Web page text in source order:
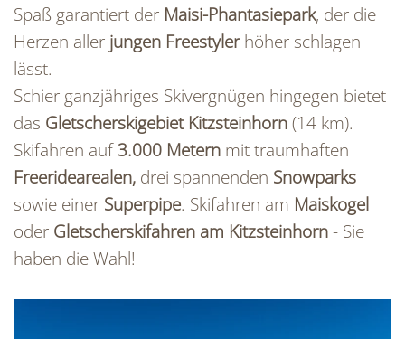
Spaß garantiert der Maisi-Phantasiepark, der die
Herzen aller jungen Freestylerhöher schlagen
lässt.
Schier ganzjähriges Skivergnügen hingegen bietet
das Gletscherskigebiet Kitzsteinhorn(14 km).
Skifahren auf3.000 Metern mit traumhaften
Freeridearealen, drei spannenden Snowparks
sowie einer Superpipe. Skifahren am Maiskogel
oder Gletscherskifahren am Kitzsteinhorn- Sie
haben die Wahl!